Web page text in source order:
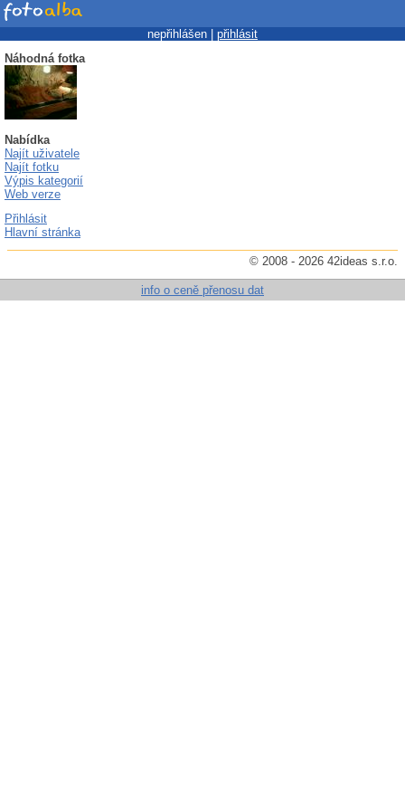
nepřihlášen | přihlásit
Náhodná fotka
Nabídka
Najít uživatele
Najít fotku
Výpis kategorií
Web verze
Přihlásit
Hlavní stránka
© 2008 - 2026 42ideas s.r.o.
info o ceně přenosu dat